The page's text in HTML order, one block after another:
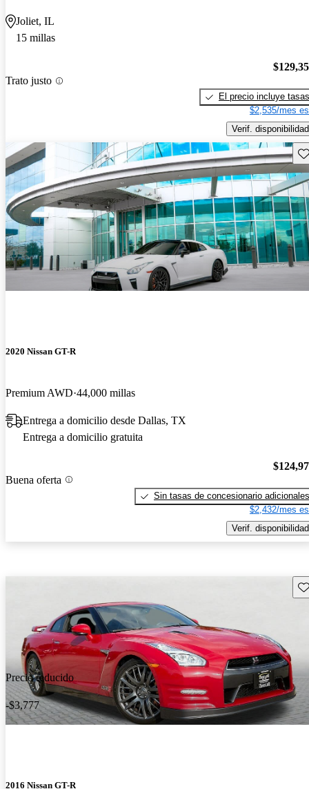
Joliet, IL
15 millas
Trato justo
El precio incluye tasas
$2,535/mes
Verif. disponibilidad
2020 Nissan GT-R
Premium AWD 44,000 millas
Entrega a domicilio desde Dallas, TX
Entrega a domicilio gratuita
Buena oferta
Sin tasas de concesionario adicionales
$2,432/mes
Verif. disponibilidad
Precio reducido
-$3,777
2016 Nissan GT-R